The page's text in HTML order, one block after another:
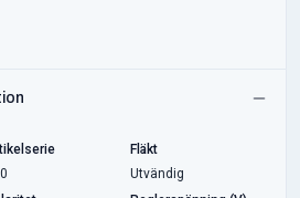
Fläkt
Utvändig